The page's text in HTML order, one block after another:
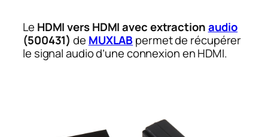
Le HDMI vers HDMI avec extractionaudio
(500431) de MUXLAB permet de récupérer
le signal audio d’une connexion en HDMI.